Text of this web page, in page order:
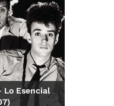
Lo Esencial